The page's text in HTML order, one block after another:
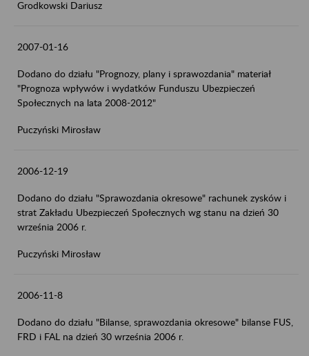
Grodkowski Dariusz
2007-01-16
Dodano do działu "Prognozy, plany i sprawozdania" materiał
"Prognoza wpływów i wydatków Funduszu Ubezpieczeń
Społecznych na lata 2008-2012"
Puczyński Mirosław
2006-12-19
Dodano do działu "Sprawozdania okresowe" rachunek zysków i
strat Zakładu Ubezpieczeń Społecznych wg stanu na dzień 30
września 2006 r.
Puczyński Mirosław
2006-11-8
Dodano do działu "Bilanse, sprawozdania okresowe" bilanse FUS,
FRD i FAL na dzień 30 września 2006 r.